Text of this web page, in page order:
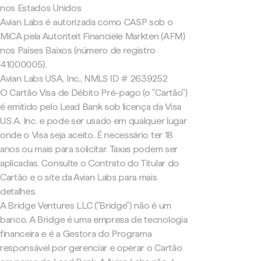
nos Estados Unidos
Avian Labs é autorizada como CASP sob o
MiCA pela Autoriteit Financiële Markten (AFM)
nos Países Baixos (número de registro
41000005).
Avian Labs USA, Inc., NMLS ID # 2639252
O Cartão Visa de Débito Pré-pago (o "Cartão")
é emitido pelo Lead Bank sob licença da Visa
U.S.A. Inc. e pode ser usado em qualquer lugar
onde o Visa seja aceito. É necessário ter 18
anos ou mais para solicitar. Taxas podem ser
aplicadas. Consulte o Contrato do Titular do
Cartão e o site da Avian Labs para mais
detalhes.
A Bridge Ventures LLC ("Bridge") não é um
banco. A Bridge é uma empresa de tecnologia
financeira e é a Gestora do Programa
responsável por gerenciar e operar o Cartão